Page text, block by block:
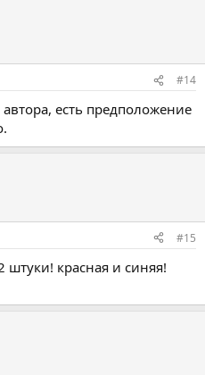
#14
автора, есть предположение
#15
красная и синяя!